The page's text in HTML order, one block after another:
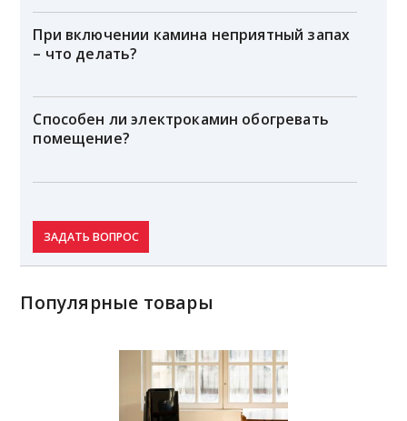
При включении камина неприятный запах
– что делать?
Способен ли электрокамин обогревать
помещение?
ЗАДАТЬ ВОПРОС
Популярные товары